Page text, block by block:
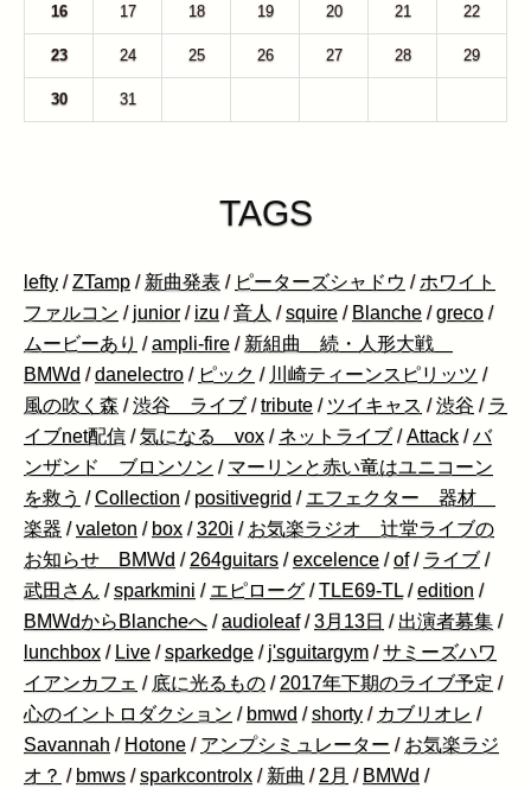
16 17 18 19 20 21 22
23 24 25 26 27 28 29
30 31
TAGS
lefty /ZTamp / 新曲発表 / ピーターズシャドウ / ホワイト
ファルコン / junior / izu /音人 /squire / Blanche /greco /
ムービーあり /ampli-fire / 新組曲 続・人形大戦
BMWd /danelectro / ピック / 川崎ティーンスピリッツ /
風の吹く森 /渋谷 ライブ /tribute / ツイキャス /渋谷 / ラ
イブnet配信 /気になる vox / ネットライブ /Attack /バ
ンザンド ブロンソン / マーリンと赤い竜はユニコーン
を救う /Collection / positivegrid / エフェクター 器材
楽器 /valeton / box /320i / お気楽ラジオ 辻堂ライブの
お知らせ BMWd / 264guitars /excelence /of / ライブ /
武田さん /sparkmini / エピローグ /TLE69-TL /edition /
BMWdからBlancheへ /audioleaf /3月13日 / 出演者募集 /
lunchbox / Live /sparkedge / j'sguitargym /サミーズハワ
イアンカフェ / 底に光るもの / 2017年下期のライブ予定 /
心のイントロダクション / bmwd /shorty / カブリオレ /
Savannah / Hotone / アンプシミュレーター / お気楽ラジ
オ？ / bmws /sparkcontrolx / 新曲 / 2月 / BMWd /